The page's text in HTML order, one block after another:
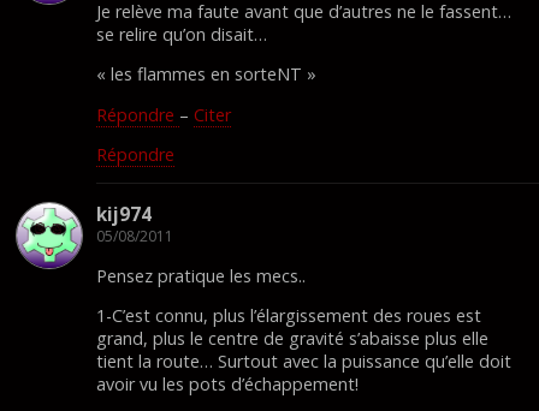
Je relève ma faute avant que d’autres ne le fassent…
se relire qu’on disait…
« les flammes en sorteNT »
Répondre – Citer
Répondre
kij974
05/08/2011
Pensez pratique les mecs..
1-C’est connu, plus l’élargissement des roues est
grand, plus le centre de gravité s’abaisse plus elle
tient la route… Surtout avec la puissance qu’elle doit
avoir vu les pots d’échappement!